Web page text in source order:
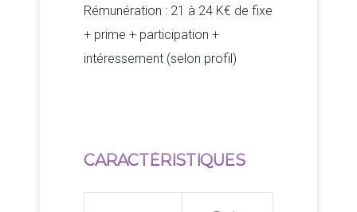
Rémunération : 21 à 24 K€ de fixe
+ prime + participation +
intéressement (selon profil)
CARACTÉRISTIQUES